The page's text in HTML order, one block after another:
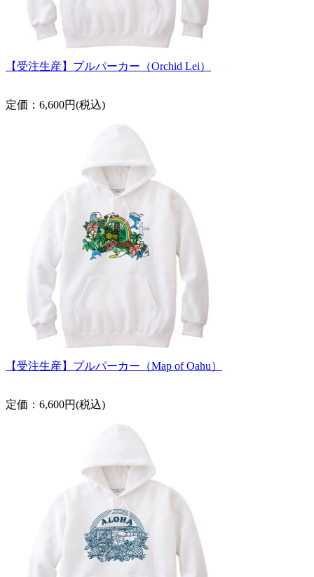
【受注生産】プルパーカー（Orchid Lei）
定価：6,600円(税込)
【受注生産】プルパーカー（Map of Oahu）
定価：6,600円(税込)